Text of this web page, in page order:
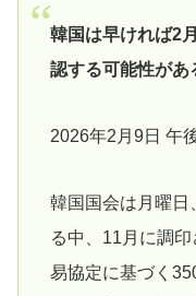
韓国は早ければ2
認する可能性があ
2026年2月9日 午
韓国国会は月曜日
る中、11月に調
易協定に基づく